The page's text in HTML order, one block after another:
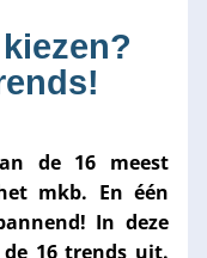
de 16 meest
mkb. En één
In deze
16 trends uit.